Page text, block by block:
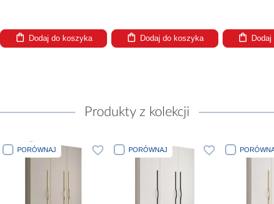
Dodaj do koszyka Dodaj do koszyka
Produkty z kolekcji
PORÓWNAJ PORÓWNAJ